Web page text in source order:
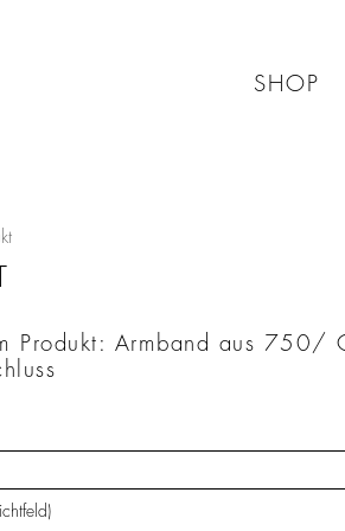
SHOP
Produkt: Armband aus 750/